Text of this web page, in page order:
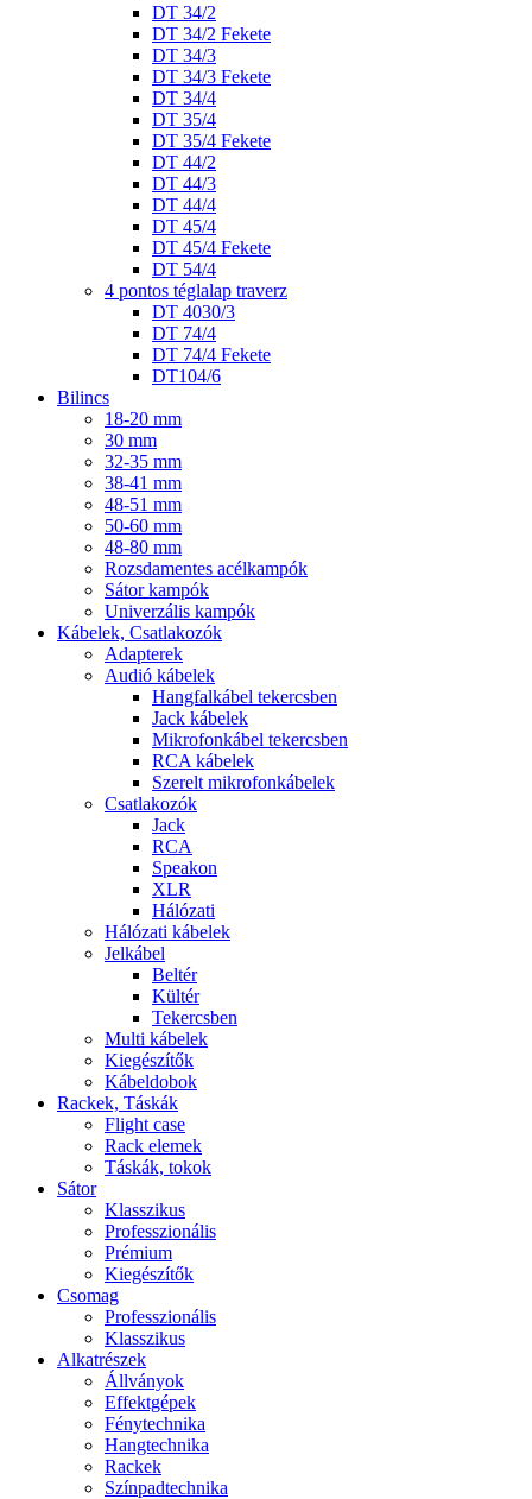
DT 34/2
DT 34/2 Fekete
DT 34/3
DT 34/3 Fekete
DT 34/4
DT 35/4
DT 35/4 Fekete
DT 44/2
DT 44/3
DT 44/4
DT 45/4
DT 45/4 Fekete
DT 54/4
4 pontos téglalap traverz
DT 4030/3
DT 74/4
DT 74/4 Fekete
DT104/6
Bilincs
18-20 mm
30 mm
32-35 mm
38-41 mm
48-51 mm
50-60 mm
48-80 mm
Rozsdamentes acélkampók
Sátor kampók
Univerzális kampók
Kábelek, Csatlakozók
Adapterek
Audió kábelek
Hangfalkábel tekercsben
Jack kábelek
Mikrofonkábel tekercsben
RCA kábelek
Szerelt mikrofonkábelek
Csatlakozók
Jack
RCA
Speakon
XLR
Hálózati
Hálózati kábelek
Jelkábel
Beltér
Kültér
Tekercsben
Multi kábelek
Kiegészítők
Kábeldobok
Rackek, Táskák
Flight case
Rack elemek
Táskák, tokok
Sátor
Klasszikus
Professzionális
Prémium
Kiegészítők
Csomag
Professzionális
Klasszikus
Alkatrészek
Állványok
Effektgépek
Fénytechnika
Hangtechnika
Rackek
Színpadtechnika